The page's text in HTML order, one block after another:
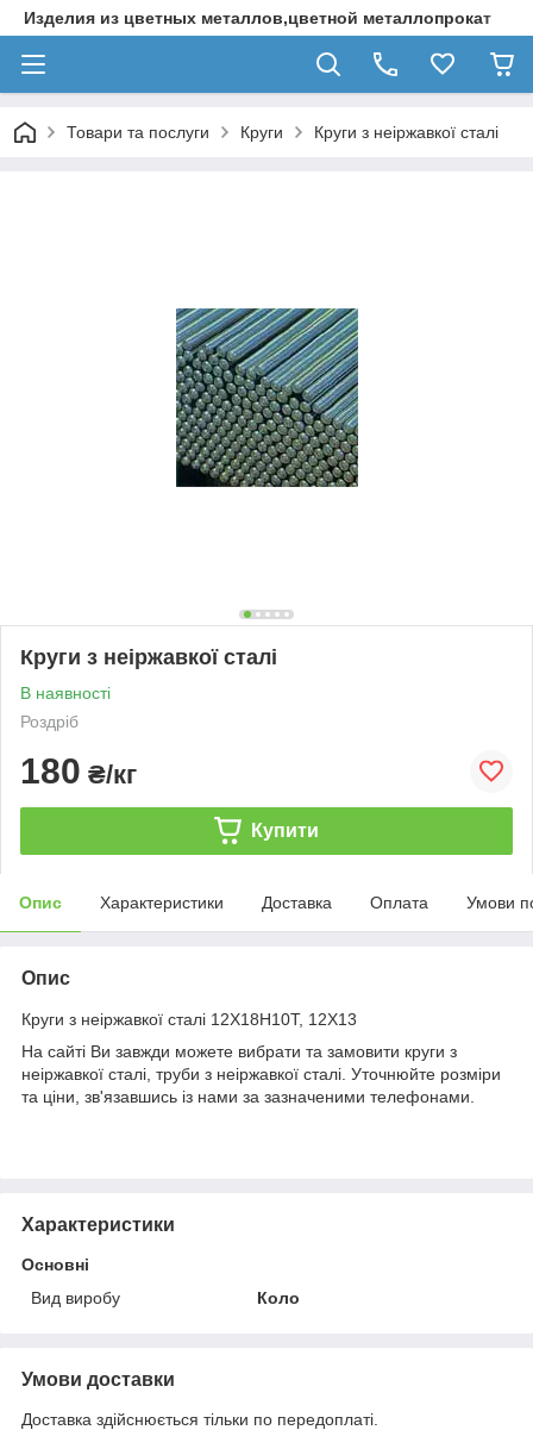
Изделия из цветных металлов,цветной металлопрокат
Товари та послуги Круги Круги з неіржавкої сталі
Круги з неіржавкої сталі
В наявності
Роздріб
180 ₴/кг
Купити
Опис Характеристики Доставка Оплата Умови
Опис
Круги з неіржавкої сталі 12Х18Н10Т, 12Х13
На сайті Ви завжди можете вибрати та замовити круги з
неіржавкої сталі, труби з неіржавкої сталі. Уточнюйте розміри
та ціни, зв'язавшись із нами за зазначеними телефонами.
Характеристики
Основні
Вид виробу
Коло
Умови доставки
Доставка здійснюється тільки по передоплаті.